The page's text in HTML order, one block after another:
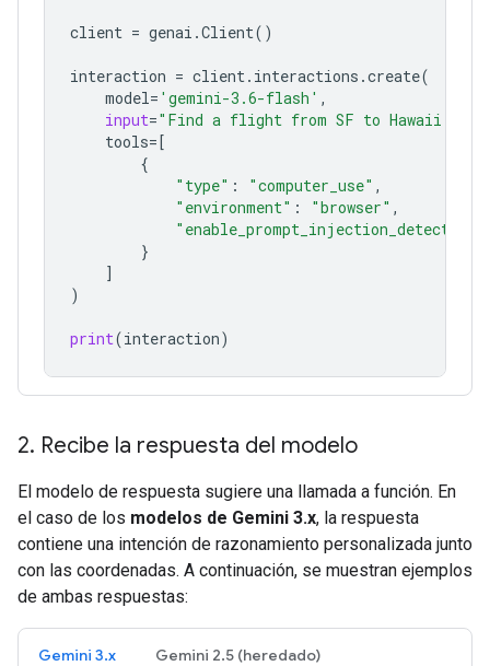
client = genai .Client()
interaction = client. interactions .create(
model= 'gemini-3.6-flash' ,
input="Find a flight from SF to Hawaii on
tools=[
{
"type" : "computer_use" ,
"environment" : "browser" ,
"enable_prompt_injection_detection"
}
]
)
print(interaction)
2. Recibe la respuesta del modelo
El modelo de respuesta sugiere una llamada a función. En
el caso de los modelos de Gemini 3.x, la respuesta
contiene una intención de razonamiento personalizada junto
con las coordenadas. A continuación, se muestran ejemplos
de ambas respuestas:
Gemini 3.x Gemini 2.5 (heredado)